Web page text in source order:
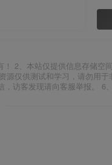
！ 2、本站仅提供信息存储
源仅供测试和学习，请勿用
访客发现请向客服举报。